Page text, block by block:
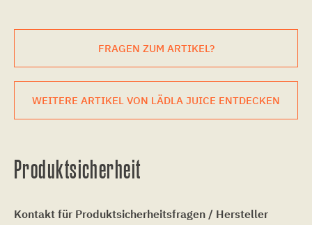
FRAGEN ZUM ARTIKEL?
WEITERE ARTIKEL VON LÄDLA JUICE ENTDECKEN
Produktsicherheit
Kontakt für Produktsicherheitsfragen / Hersteller